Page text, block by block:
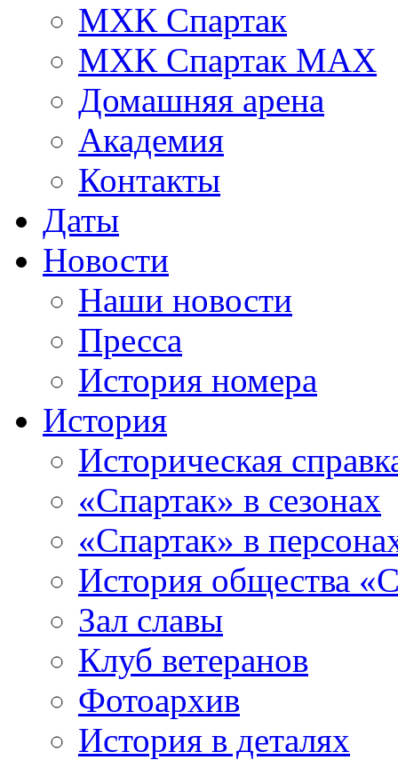
МХК Спартак
МХК Спартак МАХ
Домашняя арена
Академия
Контакты
Даты
Новости
Наши новости
Пресса
История номера
История
Историческая
«Спартак» в сезонах
«Спартак» в
История общества
Зал славы
Клуб ветеранов
Фотоархив
История в деталях